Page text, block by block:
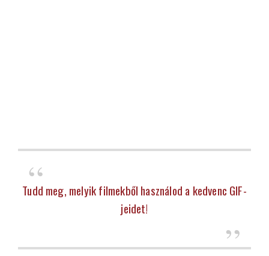
Tudd meg, melyik filmekből használod a kedvenc GIF-
jeidet!